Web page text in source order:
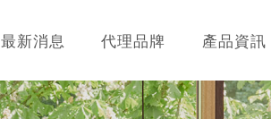
最新消息 代理品牌 產品資訊